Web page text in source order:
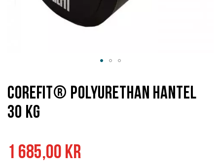
1 685,00 kr
Corefit® Polyurethan hantel
30 kg
början
av
bildgalleriet